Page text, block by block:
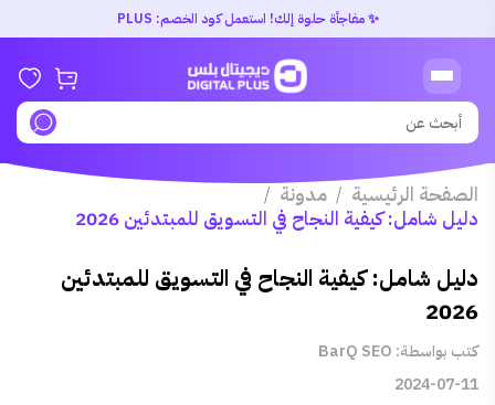
✨ مفاجأة حلوة إلك! استعمل كود الخصم: PLUS
الصفحة الرئيسية / مدونة /
دليل شامل: كيفية النجاح في التسويق للمبتدئين 2026
دليل شامل: كيفية النجاح في التسويق للمبتدئين
2026
كتب بواسطة: BarQ SEO
2024-07-11